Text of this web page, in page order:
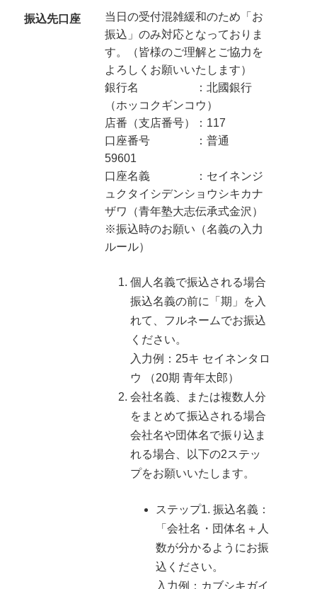
振込先口座
当日の受付混雑緩和のため「お
振込」のみ対応となっておりま
す。（皆様のご理解とご協力を
よろしくお願いいたします）
銀行名 ：北國銀行
（ホッコクギンコウ）
店番（支店番号）：117
口座番号 ：普通
59601
口座名義 ：セイネンジ
ュクタイシデンショウシキカナ
ザワ（青年塾大志伝承式金沢）
※振込時のお願い（名義の入力
ルール）
個人名義で振込される場合
振込名義の前に「期」を入
れて、フルネームでお振込
ください。
入力例：25キ セイネンタロ
ウ （20期 青年太郎）
会社名義、または複数人分
をまとめて振込される場合
会社名や団体名で振り込ま
れる場合、以下の2ステッ
プをお願いいたします。
ステップ1. 振込名義：
「会社名・団体名＋人
数が分かるようにお振
込ください。
入力例：カブシキガイ